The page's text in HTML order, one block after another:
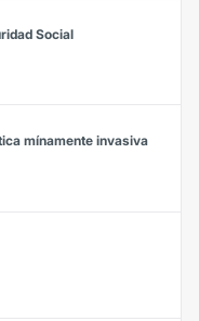
Social
mínamente invasiva